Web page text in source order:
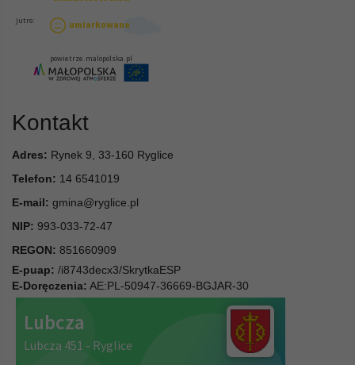
Kontakt
Adres: Rynek 9, 33-160 Ryglice
Telefon: 14 6541019
E-mail: gmina@ryglice.pl
NIP: 993-033-72-47
REGON: 851660909
E-puap: /i8743decx3/SkrytkaESP
E-Doręczenia: AE:PL-50947-36669-BGJAR-30